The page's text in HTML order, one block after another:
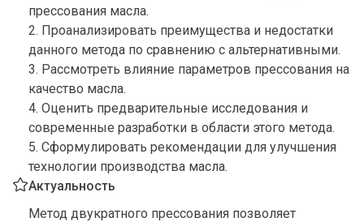
прессования масла.
2. Проанализировать преимущества и недостатки
данного метода по сравнению с альтернативными.
3. Рассмотреть влияние параметров прессования на
качество масла.
4. Оценить предварительные исследования и
современные разработки в области этого метода.
5. Сформулировать рекомендации для улучшения
технологии производства масла.
Актуальность
Метод двукратного прессования позволяет